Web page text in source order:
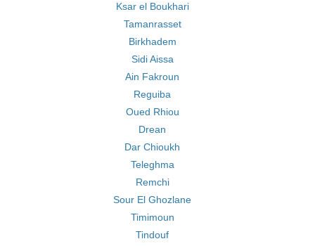
Ksar el Boukhari
Tamanrasset
Birkhadem
Sidi Aissa
Ain Fakroun
Reguiba
Oued Rhiou
Drean
Dar Chioukh
Teleghma
Remchi
Sour El Ghozlane
Timimoun
Tindouf